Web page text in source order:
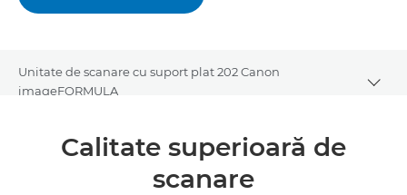
Unitate de scanare cu suport plat 202 Canon
imageFORMULA
Prezentare generală
Calitate superioară de
scanare